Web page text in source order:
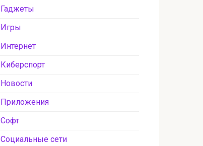
Гаджеты
Игры
Интернет
Киберспорт
Новости
Приложения
Софт
Социальные сети